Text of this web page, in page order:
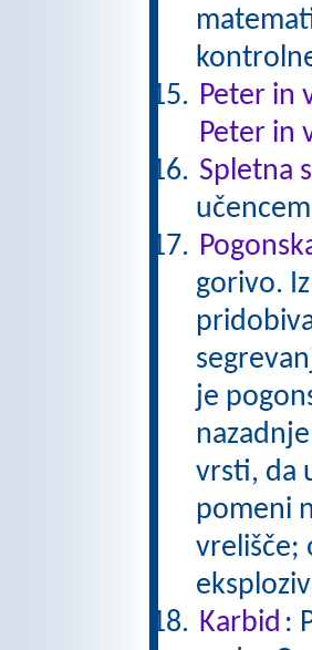
Peter in
Peter in
Spletna
gorivo.
je
vrsti, da
pomeni
vrelišče;
Karbid :